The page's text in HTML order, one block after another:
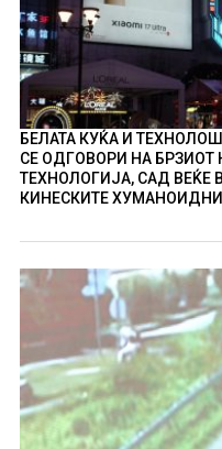
БЕЛАТА КУЌА И
СЕ ОДГОВОРИ НА БРЗИОТ
ТЕХНОЛОГИЈА, САД ВЕЌЕ
КИНЕСКИТЕ